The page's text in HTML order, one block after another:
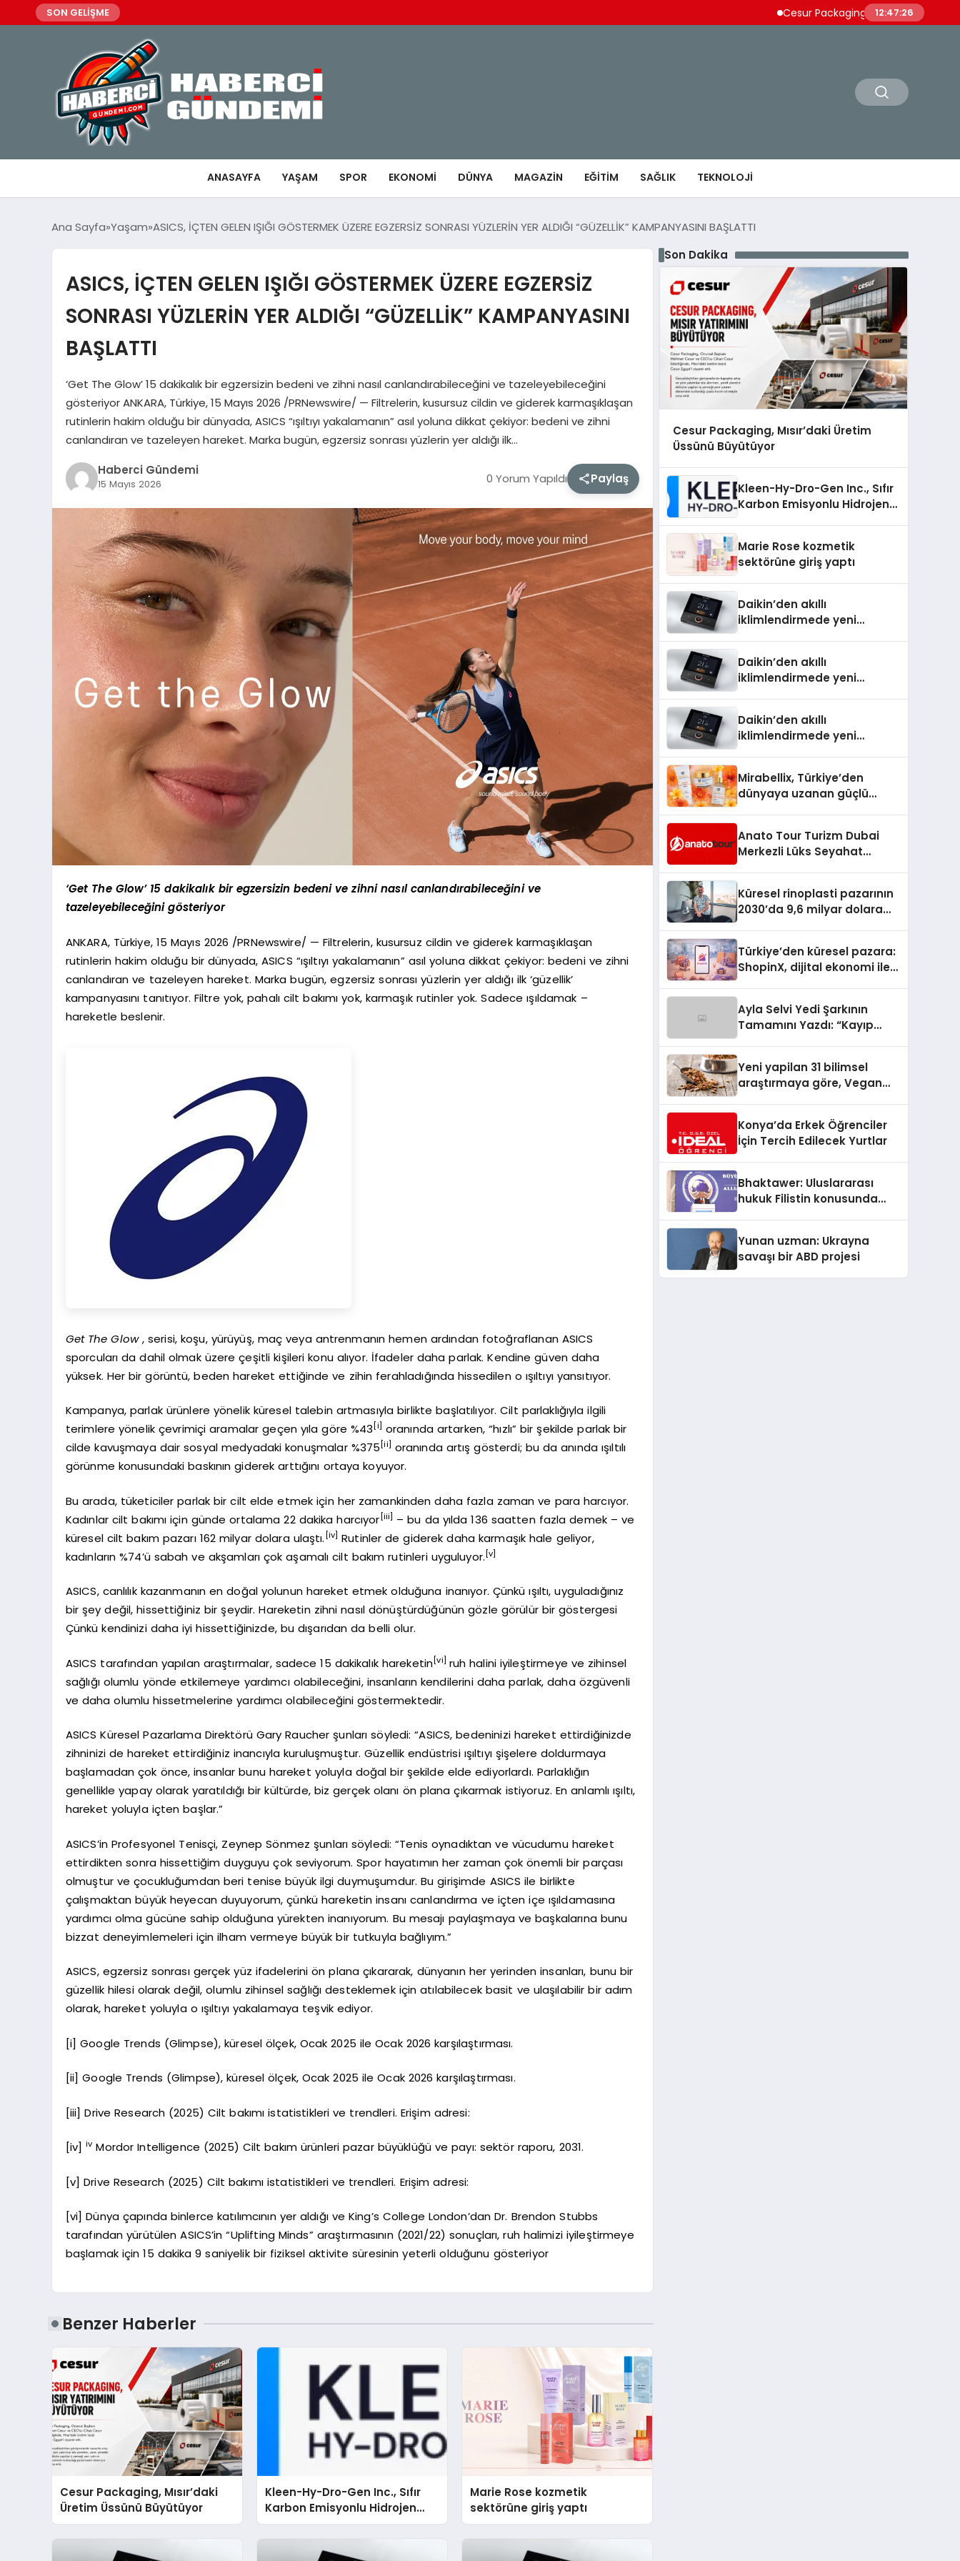
SON GELİŞME Cesur Packaging, Mısır’daki Üretim Üssünü
12:47:27
ANASAYFA YAŞAM SPOR EKONOMI DÜNYA MAGAZIN EĞITIM SAĞLIK TEKNOLOJI
Ana Sayfa Yaşam ASICS, İÇTEN GELEN IŞIĞI GÖSTERMEK ÜZERE EGZERSİZ SONRASI YÜZLERİN YER ALDIĞI “GÜZELLİK” KAMPANYASINI BAŞLATTI
ASICS, İÇTEN GELEN IŞIĞI GÖSTERMEK ÜZERE EGZERSİZ
SONRASI YÜZLERİN YER ALDIĞI “GÜZELLİK” KAMPANYASINI
BAŞLATTI
‘Get The Glow’ 15 dakikalık bir egzersizin bedeni ve zihni nasıl canlandırabileceğini ve tazeleyebileceğini
gösteriyor ANKARA, Türkiye, 15 Mayıs 2026 /PRNewswire/ — Filtrelerin, kusursuz cildin ve giderek karmaşıklaşan
rutinlerin hakim olduğu bir dünyada, ASICS “ışıltıyı yakalamanın” asıl yoluna dikkat çekiyor: bedeni ve zihni
canlandıran ve tazeleyen hareket. Marka bugün, egzersiz sonrası yüzlerin yer aldığı ilk…
Haberci Gündemi
15 Mayıs 2026 0 Yorum Yapıldı Paylaş
‘Get The Glow’ 15 dakikalık bir egzersizin bedeni ve zihni nasıl canlandırabileceğini ve
tazeleyebileceğini gösteriyor
ANKARA, Türkiye, 15 Mayıs 2026 /PRNewswire/ — Filtrelerin, kusursuz cildin ve giderek karmaşıklaşan
rutinlerin hakim olduğu bir dünyada, ASICS “ışıltıyı yakalamanın” asıl yoluna dikkat çekiyor: bedeni ve zihni
canlandıran ve tazeleyen hareket. Marka bugün, egzersiz sonrası yüzlerin yer aldığı ilk ‘güzellik’
kampanyasını tanıtıyor. Filtre yok, pahalı cilt bakımı yok, karmaşık rutinler yok. Sadece ışıldamak –
hareketle beslenir.
Get The Glow, serisi, koşu, yürüyüş, maç veya antrenmanın hemen ardından fotoğraflanan ASICS
sporcuları da dahil olmak üzere çeşitli kişileri konu alıyor. İfadeler daha parlak. Kendine güven daha
yüksek. Her bir görüntü, beden hareket ettiğinde ve zihin ferahladığında hissedilen o ışıltıyı yansıtıyor.
Kampanya, parlak ürünlere yönelik küresel talebin artmasıyla birlikte başlatılıyor. Cilt parlaklığıyla ilgili
terimlere yönelik çevrimiçi aramalar geçen yıla göre %43 [i] oranında artarken, “hızlı” bir şekilde parlak bir
cilde kavuşmaya dair sosyal medyadaki konuşmalar %375 [ii] oranında artış gösterdi; bu da anında ışıltılı
görünme konusundaki baskının giderek arttığını ortaya koyuyor.
Bu arada, tüketiciler parlak bir cilt elde etmek için her zamankinden daha fazla zaman ve para harcıyor.
Kadınlar cilt bakımı için günde ortalama 22 dakika harcıyor [iii] – bu da yılda 136 saatten fazla demek – ve
küresel cilt bakım pazarı 162 milyar dolara ulaştı. [iv] Rutinler de giderek daha karmaşık hale geliyor,
kadınların %74’ü sabah ve akşamları çok aşamalı cilt bakım rutinleri uyguluyor. [v]
ASICS, canlılık kazanmanın en doğal yolunun hareket etmek olduğuna inanıyor. Çünkü ışıltı, uyguladığınız
bir şey değil, hissettiğiniz bir şeydir. Hareketin zihni nasıl dönüştürdüğünün gözle görülür bir göstergesi
Çünkü kendinizi daha iyi hissettiğinizde, bu dışarıdan da belli olur.
ASICS tarafından yapılan araştırmalar, sadece 15 dakikalık hareketin[vi] ruh halini iyileştirmeye ve zihinsel
sağlığı olumlu yönde etkilemeye yardımcı olabileceğini, insanların kendilerini daha parlak, daha özgüvenli
ve daha olumlu hissetmelerine yardımcı olabileceğini göstermektedir.
ASICS Küresel Pazarlama Direktörü Gary Raucher şunları söyledi: “ASICS, bedeninizi hareket ettirdiğinizde
zihninizi de hareket ettirdiğiniz inancıyla kuruluşmuştur. Güzellik endüstrisi ışıltıyı şişelere doldurmaya
başlamadan çok önce, insanlar bunu hareket yoluyla doğal bir şekilde elde ediyorlardı. Parlaklığın
genellikle yapay olarak yaratıldığı bir kültürde, biz gerçek olanı ön plana çıkarmak istiyoruz. En anlamlı ışıltı,
hareket yoluyla içten başlar.”
ASICS’in Profesyonel Tenisçi, Zeynep Sönmez şunları söyledi: “Tenis oynadıktan ve vücudumu hareket
ettirdikten sonra hissettiğim duyguyu çok seviyorum. Spor hayatımın her zaman çok önemli bir parçası
olmuştur ve çocukluğumdan beri tenise büyük ilgi duymuşumdur. Bu girişimde ASICS ile birlikte
çalışmaktan büyük heyecan duyuyorum, çünkü hareketin insanı canlandırma ve içten içe ışıldamasına
yardımcı olma gücüne sahip olduğuna yürekten inanıyorum. Bu mesajı paylaşmaya ve başkalarına bunu
bizzat deneyimlemeleri için ilham vermeye büyük bir tutkuyla bağlıyım.”
ASICS, egzersiz sonrası gerçek yüz ifadelerini ön plana çıkararak, dünyanın her yerinden insanları, bunu bir
güzellik hilesi olarak değil, olumlu zihinsel sağlığı desteklemek için atılabilecek basit ve ulaşılabilir bir adım
olarak, hareket yoluyla o ışıltıyı yakalamaya teşvik ediyor.
[i] Google Trends (Glimpse), küresel ölçek, Ocak 2025 ile Ocak 2026 karşılaştırması.
[ii] Google Trends (Glimpse), küresel ölçek, Ocak 2025 ile Ocak 2026 karşılaştırması.
[iii] Drive Research (2025) Cilt bakımı istatistikleri ve trendleri. Erişim adresi:
[iv]iv Mordor Intelligence (2025) Cilt bakım ürünleri pazar büyüklüğü ve payı: sektör raporu, 2031.
[v] Drive Research (2025) Cilt bakımı istatistikleri ve trendleri. Erişim adresi:
[vi] Dünya çapında binlerce katılımcının yer aldığı ve King’s College London’dan Dr. Brendon Stubbs
tarafından yürütülen ASICS’in “Uplifting Minds” araştırmasının (2021/22) sonuçları, ruh halimizi iyileştirmeye
başlamak için 15 dakika 9 saniyelik bir fiziksel aktivite süresinin yeterli olduğunu gösteriyor
Benzer Haberler
Cesur Packaging, Mısır’daki
Üretim Üssünü Büyütüyor
Kleen-Hy-Dro-Gen Inc., Sıfır
Karbon Emisyonlu Hidrojen
Isıtma Teknolojisinde ISO ve
Marie Rose kozmetik
sektörüne giriş yaptı
Son Dakika
Cesur Packaging, Mısır’daki Üretim
Üssünü Büyütüyor
Kleen-Hy-Dro-Gen Inc., Sıfır
Karbon Emisyonlu Hidrojen
Aldı
Marie Rose kozmetik
sektörüne giriş yaptı
Daikin’den akıllı
iklimlendirmede yeni
Daikin’den akıllı
iklimlendirmede yeni
Daikin’den akıllı
iklimlendirmede yeni
Mirabellix, Türkiye’den
dünyaya uzanan güçlü
Anato Tour Turizm Dubai
Merkezli Lüks Seyahat
Küresel rinoplasti pazarının
2030’da 9,6 milyar dolara
Türkiye’den küresel pazara:
ShopinX, dijital ekonomi ile
Ayla Selvi Yedi Şarkının
Tamamını Yazdı: “Kayıp
Yeni yapilan 31 bilimsel
araştırmaya göre, Vegan
Sindirildiğini Ortaya Koydu
Konya’da Erkek Öğrenciler
İçin Tercih Edilecek Yurtlar
Bhaktawer: Uluslararası
hukuk Filistin konusunda
Yunan uzman: Ukrayna
savaşı bir ABD projesi